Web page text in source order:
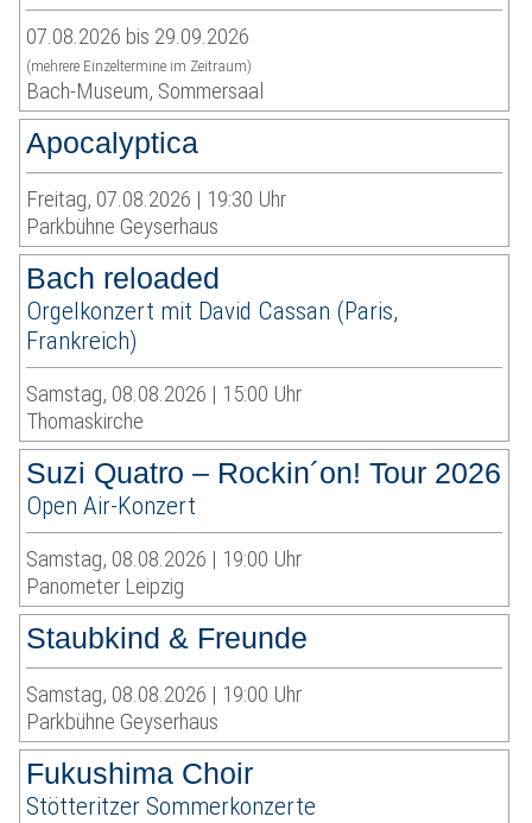
07.08.2026 bis 29.09.2026
(mehrere Einzeltermine im Zeitraum)
Bach-Museum, Sommersaal
Apocalyptica
Freitag, 07.08.2026 | 19:30 Uhr
Parkbühne Geyserhaus
Bach reloaded
Orgelkonzert mit David Cassan (Paris,
Frankreich)
Samstag, 08.08.2026 | 15:00 Uhr
Thomaskirche
Suzi Quatro – Rockin´on! Tour 2026
Open Air-Konzert
Samstag, 08.08.2026 | 19:00 Uhr
Panometer Leipzig
Staubkind & Freunde
Samstag, 08.08.2026 | 19:00 Uhr
Parkbühne Geyserhaus
Fukushima Choir
Stötteritzer Sommerkonzerte